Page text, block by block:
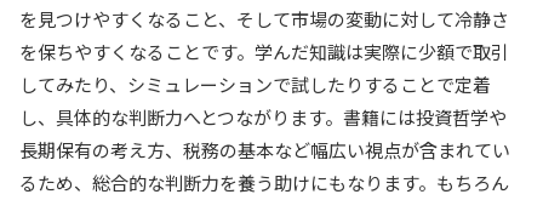
を見つけやすくなること、そして市場の変動に対して冷静さ
を保ちやすくなることです。学んだ知識は実際に少額で取引
してみたり、シミュレーションで試したりすることで定着
し、具体的な判断力へとつながります。書籍には投資哲学や
長期保有の考え方、税務の基本など幅広い視点が含まれてい
るため、総合的な判断力を養う助けにもなります。もちろん